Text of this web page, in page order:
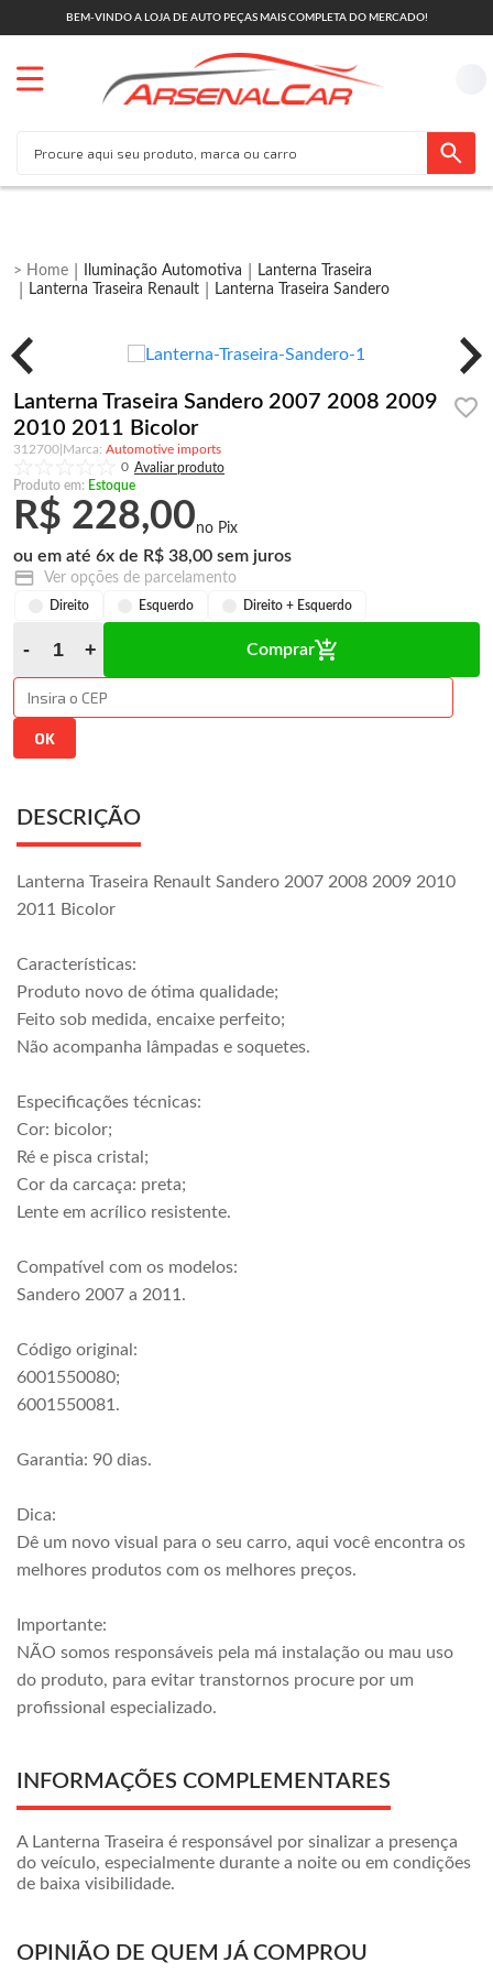
BEM-VINDO A LOJA DE AUTO PEÇAS MAIS COMPLETA DO MERCADO!
Iluminação Automotiva
Lanterna Traseira
Lanterna Traseira Renault
Lanterna Traseira Sandero
Lanterna Traseira Sandero 2007 2008 2009
2010 2011 Bicolor
312700
Automotive imports
0
Produto em: Estoque
R$ 228,00
6x R$ 38,00
Ver opções de parcelamento
Direito Esquerdo Direito + Esquerdo
Comprar
DESCRIÇÃO
Lanterna Traseira Renault Sandero 2007 2008 2009 2010
2011 Bicolor
Características:
Produto novo de ótima qualidade;
Feito sob medida, encaixe perfeito;
Não acompanha lâmpadas e soquetes.
Especificações técnicas:
Cor: bicolor;
Ré e pisca cristal;
Cor da carcaça: preta;
Lente em acrílico resistente.
Compatível com os modelos:
Sandero 2007 a 2011.
Código original:
6001550080;
6001550081.
Garantia: 90 dias.
Dica:
Dê um novo visual para o seu carro, aqui você encontra os
melhores produtos com os melhores preços.
Importante:
NÃO somos responsáveis pela má instalação ou mau uso
do produto, para evitar transtornos procure por um
profissional especializado.
INFORMAÇÕES COMPLEMENTARES
A Lanterna Traseira é responsável por sinalizar a presença
do veículo, especialmente durante a noite ou em condições
de baixa visibilidade.
OPINIÃO DE QUEM JÁ COMPROU